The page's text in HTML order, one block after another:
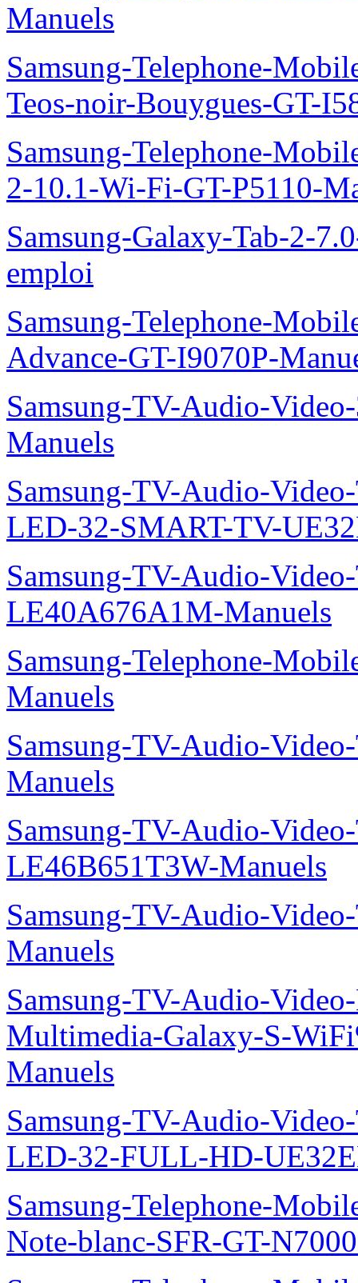
Manuels
Samsung-Telephone-
Teos-noir-Bouygues-GT-
Samsung-Telephone-
2-10.1-Wi-Fi-GT-P5110-
Samsung-Galaxy-Tab-2-
emploi
Samsung-Telephone-
Advance-GT-I9070P-
Samsung-TV-Audio-
Manuels
Samsung-TV-Audio-
LED-32-SMART-TV-
Samsung-TV-Audio-
LE40A676A1M-Manuels
Samsung-Telephone-
Manuels
Samsung-TV-Audio-
Manuels
Samsung-TV-Audio-
LE46B651T3W-Manuels
Samsung-TV-Audio-
Manuels
Samsung-TV-Audio-
Multimedia-Galaxy-S-
Manuels
Samsung-TV-Audio-
LED-32-FULL-HD-
Samsung-Telephone-
Note-blanc-SFR-GT-